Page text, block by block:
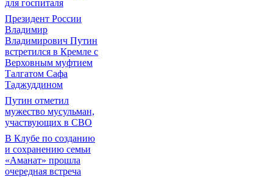
для госпиталя
Президент России
Владимир
Владимирович Путин
встретился в Кремле с
Верховным муфтием
Талгатом Сафа
Таджуддином
Путин отметил
мужество мусульман,
участвующих в СВО
В Клубе по созданию
и сохранению семьи
«Аманат» прошла
очередная встреча